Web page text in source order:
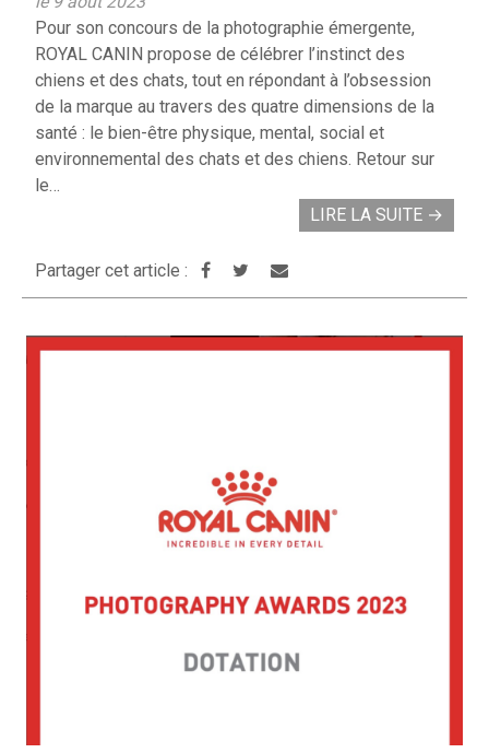
Pour son concours de la photographie émergente,
ROYAL CANIN propose de célébrer l’instinct des
chiens et des chats, tout en répondant à l’obsession
de la marque au travers des quatre dimensions de la
santé : le bien-être physique, mental, social et
environnemental des chats et des chiens. Retour sur
le…
LIRE LA SUITE →
Partager cet article :